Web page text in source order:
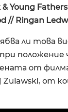
Young
// Ringan
ли това
положение
от
Zulawski, от